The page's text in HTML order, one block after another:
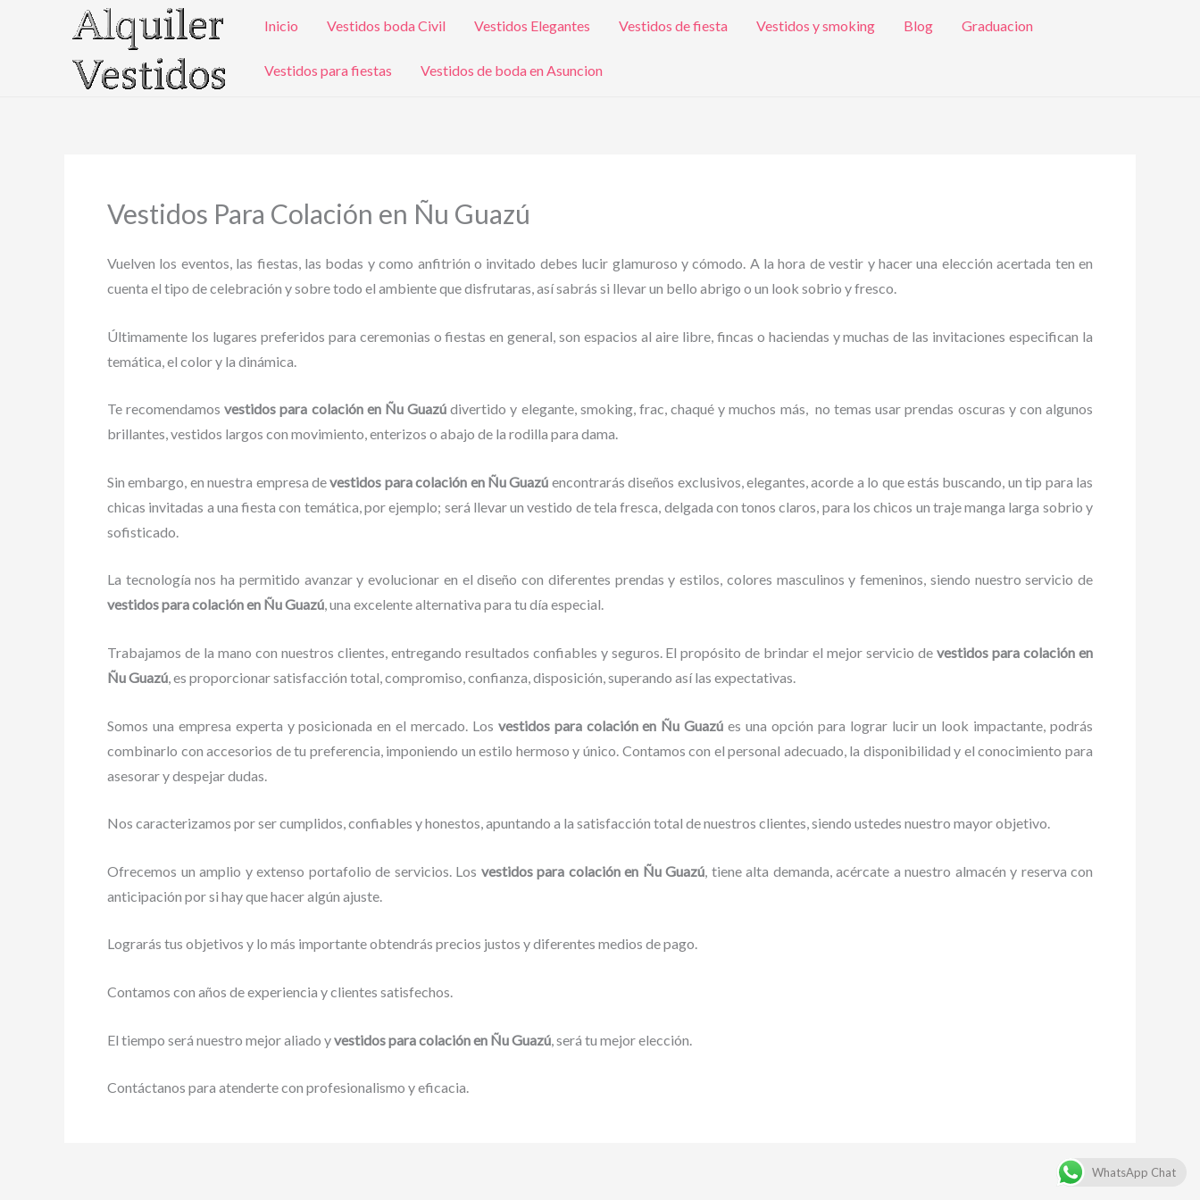
Inicio Vestidos boda Civil Vestidos Elegantes Vestidos de fiesta Vestidos y smoking Blog Graduacion
Vestidos para fiestas Vestidos de boda en Asuncion
Vestidos Para Colación en Ñu Guazú
Vuelven los eventos, las fiestas, las bodas y como anfitrión o invitado debes lucir glamuroso y cómodo. A la hora de vestir y hacer una elección acertada ten en
cuenta el tipo de celebración y sobre todo el ambiente que disfrutaras, así sabrás si llevar un bello abrigo o un look sobrio y fresco.
Últimamente los lugares preferidos para ceremonias o fiestas en general, son espacios al aire libre, fincas o haciendas y muchas de las invitaciones especifican la
temática, el color y la dinámica.
Te recomendamosvestidos para colación en Ñu Guazúdivertido y elegante, smoking, frac, chaqué y muchos más, no temas usar prendas oscuras y con algunos
brillantes, vestidos largos con movimiento, enterizos o abajo de la rodilla para dama.
Sin embargo, en nuestra empresa devestidos paracolación en Ñu Guazú encontrarás diseños exclusivos, elegantes, acorde a lo que estás buscando, un tip para las
chicas invitadas a una fiesta con temática, por ejemplo; será llevar un vestido de tela fresca, delgada con tonos claros, para los chicos un traje manga larga sobrio y
sofisticado.
La tecnología nos ha permitido avanzar y evolucionar en el diseño con diferentes prendas y estilos, colores masculinos y femeninos, siendo nuestro servicio de
vestidos paracolaciónen Ñu Guazú, una excelente alternativa para tu día especial.
Trabajamos de la mano con nuestros clientes, entregando resultados confiables y seguros. El propósito de brindar el mejor servicio devestidos paracolación en
Ñu Guazú, es proporcionar satisfacción total, compromiso, confianza, disposición, superando así las expectativas.
Somos una empresa experta y posicionada en el mercado. Los vestidos para colación en Ñu Guazúes una opción para lograr lucir un look impactante, podrás
combinarlo con accesorios de tu preferencia, imponiendo un estilo hermoso y único. Contamos con el personal adecuado, la disponibilidad y el conocimiento para
asesorar y despejar dudas.
Nos caracterizamos por ser cumplidos, confiables y honestos, apuntando a la satisfacción total de nuestros clientes, siendo ustedes nuestro mayor objetivo.
Ofrecemos un amplio y extenso portafolio de servicios. Los vestidos para colación en Ñu Guazú , tiene alta demanda, acércate a nuestro almacén y reserva con
anticipación por si hay que hacer algún ajuste.
Lograrás tus objetivos y lo más importante obtendrás precios justos y diferentes medios de pago.
Contamos con años de experiencia y clientes satisfechos.
El tiempo será nuestro mejor aliado yvestidos paracolaciónen Ñu Guazú , será tu mejor elección.
Contáctanos para atenderte con profesionalismo y eficacia.
WhatsApp Chat